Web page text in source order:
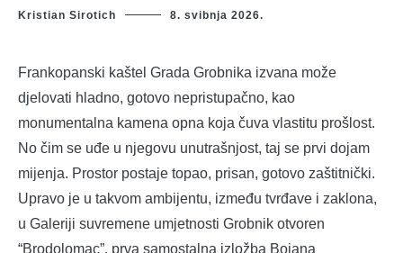
Kristian Sirotich 8. svibnja 2026.
Frankopanski kaštel Grada Grobnika izvana može
djelovati hladno, gotovo nepristupačno, kao
monumentalna kamena opna koja čuva vlastitu prošlost.
No čim se uđe u njegovu unutrašnjost, taj se prvi dojam
mijenja. Prostor postaje topao, prisan, gotovo zaštitnički.
Upravo je u takvom ambijentu, između tvrđave i zaklona,
u Galeriji suvremene umjetnosti Grobnik otvoren
“Brodolomac”, prva samostalna izložba Bojana